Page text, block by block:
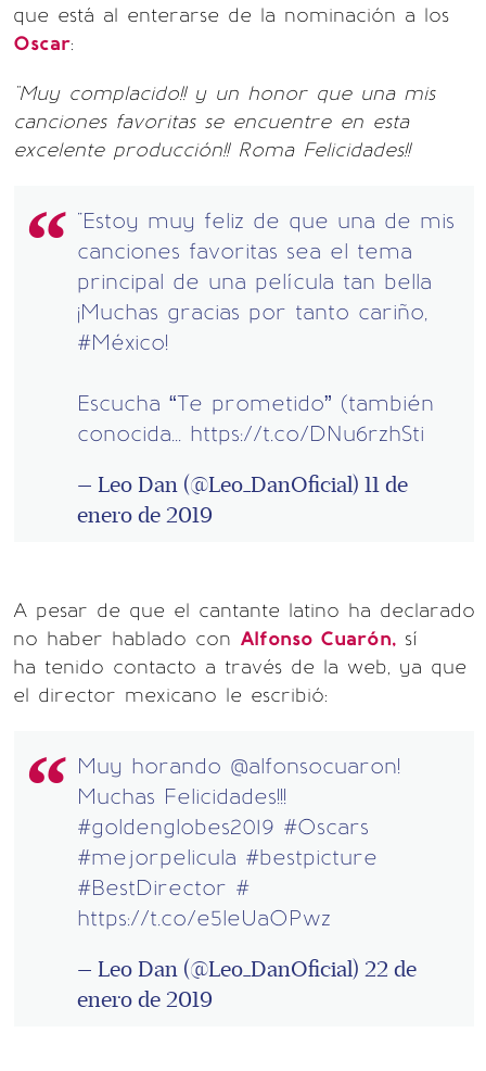
que está al enterarse de la nominación a los
Oscar:
"Muy complacido!! y un honor que una mis
canciones favoritas se encuentre en esta
excelente producción!! Roma Felicidades!!
"Estoy muy feliz de que una de mis
canciones favoritas sea el tema
principal de una película tan bella
¡Muchas gracias por tanto cariño,
#México!
Escucha “Te prometido” (también
conocida... https://t.co/DNu6rzhSti
— Leo Dan (@Leo_DanOficial) 11 de
enero de 2019
A pesar de que el cantante latino ha declarado
no haber hablado con Alfonso Cuarón, sí
ha tenido contacto a través de la web, ya que
el director mexicano le escribió:
Muy horando @alfonsocuaron!
Muchas Felicidades!!!
#goldenglobes2019 #Oscars
#mejorpelicula #bestpicture
#BestDirector #
https://t.co/e5leUaOPwz
— Leo Dan (@Leo_DanOficial) 22 de
enero de 2019